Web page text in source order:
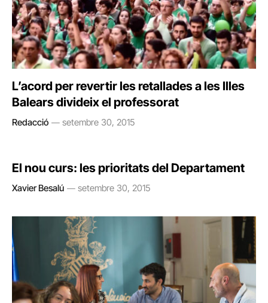
L’acord per revertir les retallades a les Illes
Balears divideix el professorat
Redacció setembre 30, 2015
El nou curs: les prioritats del Departament
Xavier Besalú setembre 30, 2015